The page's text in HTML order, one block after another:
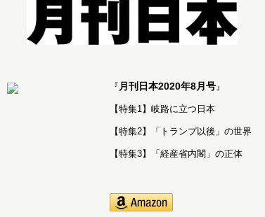
『 月刊日本2020年8月号』
【特集1】岐路に立つ日本
【特集2】「トランプ以後」の世界
【特集3】「経産省内閣」の正体